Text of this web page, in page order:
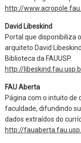
http://
David Libeskind
Portal que disponibiliza
arquiteto David
Biblioteca da FAUUSP.
http://
FAU Aberta
Página com o intuito de
faculdade, difundindo
dados extraídos do
http://